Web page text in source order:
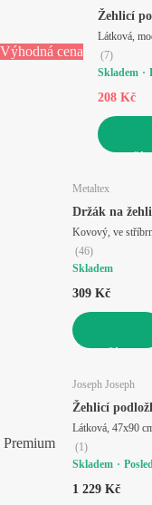
Výhodná cena
Žehlicí
Látková,
(7)
Skladem
208 Kč
Metaltex
Držák na
Kovový, ve
(46)
Skladem
309 Kč
Premium
Joseph Joseph
Žehlicí
Látková, 47x90
(1)
Skladem
1 229 Kč